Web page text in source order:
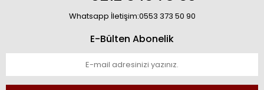
Whatsapp İletişim:0553 373 50 90
E-Bülten Abonelik